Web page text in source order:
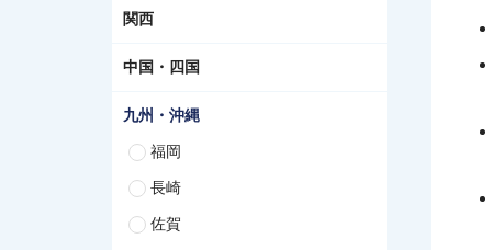
関西
中国・四国
九州・沖縄
福岡
長崎
佐賀